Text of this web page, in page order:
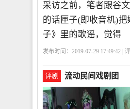
采访之前，笔者跟谷
的话匣子(即收音机)
子》里的歌谣，觉得
发布时间：2019-07-29 17:49:42 | 评
评剧 流动民间戏剧团